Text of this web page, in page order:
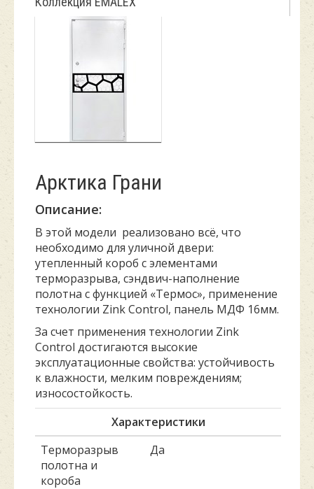
Арктика Грани
Описание:
В этой модели реализовано всё, что
необходимо для уличной двери:
утепленный короб с элементами
терморазрыва, сэндвич-наполнение
полотна с функцией «Термос», применение
технологии Zink Control, панель МДФ 16мм.
За счет применения технологии Zink
Control достигаются высокие
эксплуатационные свойства: устойчивость
к влажности, мелким повреждениям;
износостойкость.
Характеристики
Терморазрыв
полотна и
короба
Да